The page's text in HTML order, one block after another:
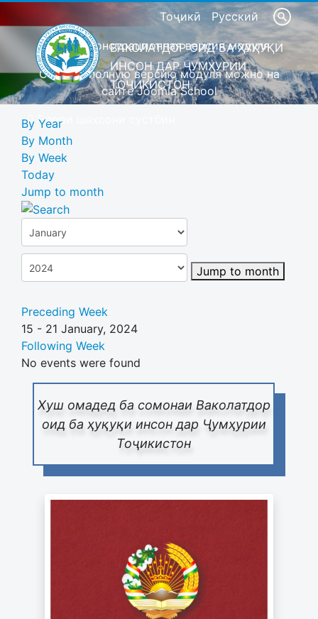
Тоҷикӣ Русский
Это демонстрационная версия модуля
Скачать полную версию модуля можно на
сайте Joomla School
Барои шахсони сустбин
ВАКОЛАТДОР ОИД БА ҲУҚУҚИ
ИНСОН ДАР ҶУМҲУРИИ
ТОҶИКИСТОН
Хуш омадед ба сомонаи Ваколатдор
оид ба ҳуқуқи инсон дар Ҷумҳурии
Тоҷикистон
By Year
By Month
By Week
Today
Jump to month
Jump to month
Preceding Week
15 - 21 January, 2024
Following Week
No events were found